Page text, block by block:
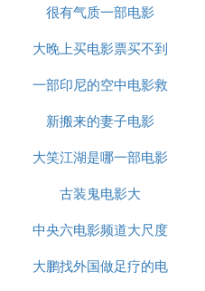
电影
很有气质一部电影
大晚上买电影票买不到
吗
一部印尼的空中电影救
女儿的
新搬来的妻子电影
大笑江湖是哪一部电影
的主题曲
古装鬼电影大
中央六电影频道大尺度
电影
大鹏找外国做足疗的电